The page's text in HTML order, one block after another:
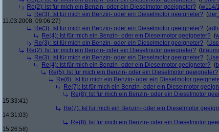
Re(2): Ist für mich ein Benzin- oder ein Dieselmotor geeigneter? (w114/
Re(3): Ist für mich ein Benzin- oder ein Dieselmotor geeigneter? (
11.03.2008, 09:06:27)
Re(3): Ist für mich ein Benzin- oder ein Dieselmotor geeigneter? (
Re(4): Ist für mich ein Benzin- oder ein Dieselmotor geeigneter? (
Re(3): Ist für mich ein Benzin- oder ein Dieselmotor geeigneter? (
Re(2): Ist für mich ein Benzin- oder ein Dieselmotor geeigneter? (
Re(3): Ist für mich ein Benzin- oder ein Dieselmotor geeigneter? (
Re(4): Ist für mich ein Benzin- oder ein Dieselmotor geeigneter? (
Re(5): Ist für mich ein Benzin- oder ein Dieselmotor geeigneter?
Re(6): Ist für mich ein Benzin- oder ein Dieselmotor
Re(7): Ist für mich ein Benzin- oder ein Dieselmotor
Re(8): Ist für mich ein Benzin- oder ein Dieselmotor
15:33:41)
Re(7): Ist für mich ein Benzin- oder ein Dieselmotor
14:31:03)
Re(8): Ist für mich ein Benzin- oder ein Dieselmotor
15:26:58)